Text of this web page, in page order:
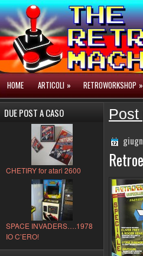
HOME ARTICOLI » RETROWORKSHOP »
DUE POST A CASO
CHETIRY for atari 2600
SPACE INVADERS….1978
IO C’ERO!
Post